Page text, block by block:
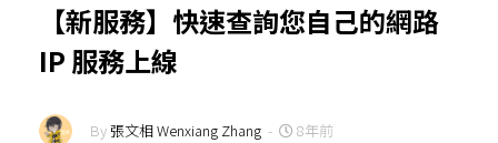
【新服務】快速查詢您自己的網路
IP 服務上線
By張文相 Wenxiang Zhang - 8年前